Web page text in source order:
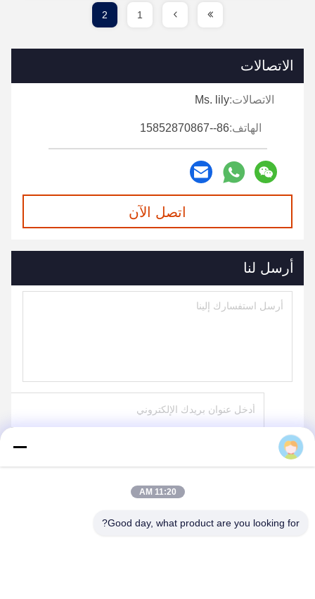
1
2
الاتصالات
الاتصالات:Ms. lily
الهاتف:86--15852870867
اتصل الآن
أرسل لنا
11:20 AM
Good day, what product are you looking for?